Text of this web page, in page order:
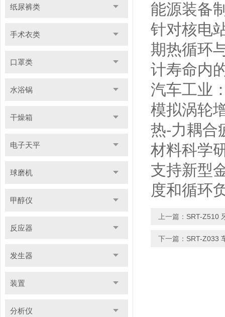
纸尿裤类
手术衣类
口罩类
水浴锅
干燥箱
电子天平
球磨机
甲醇仪
反应器
发生器
装置
分析仪
能源装备
针对核电
期热循环
计寿命内
汽车工业
模拟涡轮
热-力耦合
材料科学
支持新型
度和循环
上一篇： SRT-Z510
下一篇： SRT-Z033